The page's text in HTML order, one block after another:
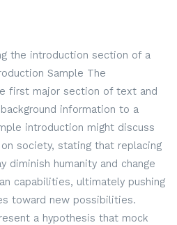
the introduction section of a
Sample The
first major section of text and
information to a
introduction might discuss
society, stating that replacing
diminish humanity and change
capabilities, ultimately pushing
toward new possibilities.
a hypothesis that mock